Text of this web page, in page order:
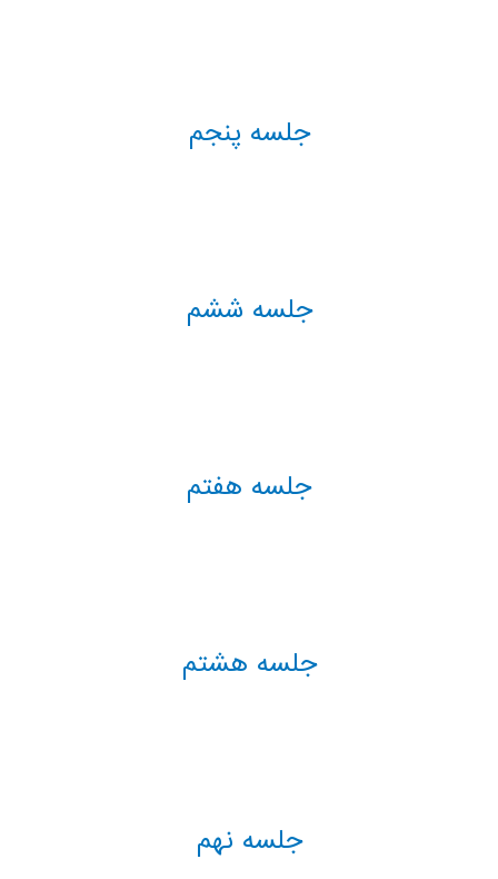
جلسه پنجم
جلسه ششم
جلسه هفتم
جلسه هشتم
جلسه نهم